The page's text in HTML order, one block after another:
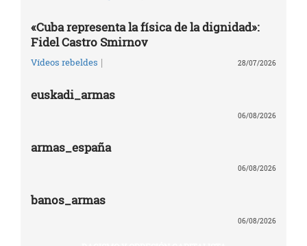
«Cuba representa la física de la dignidad»:
Fidel Castro Smirnov
Vídeos rebeldes | 28/07/2026
euskadi_armas
06/08/2026
armas_españa
06/08/2026
banos_armas
06/08/2026